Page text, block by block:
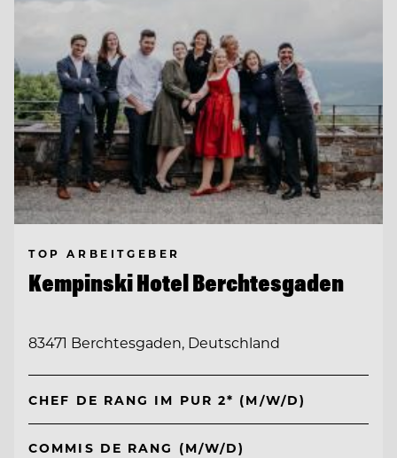
TOP ARBEITGEBER
Kempinski Hotel Berchtesgaden
83471 Berchtesgaden, Deutschland
CHEF DE RANG IM PUR 2* (M/W/D)
COMMIS DE RANG (M/W/D)